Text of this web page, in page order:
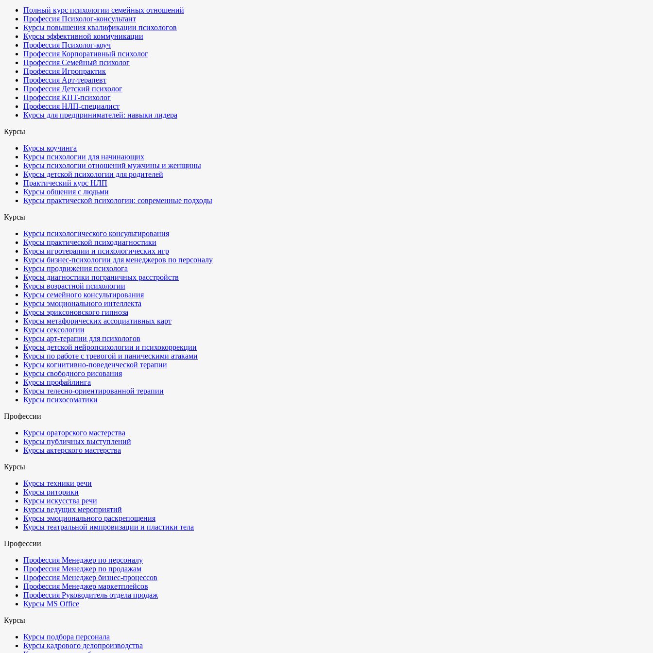
Полный курс психологии семейных отношений
Профессия Психолог-консультант
Курсы повышения квалификации психологов
Курсы эффективной коммуникации
Профессия Психолог-коуч
Профессия Корпоративный психолог
Профессия Семейный психолог
Профессия Игропрактик
Профессия Арт-терапевт
Профессия Детский психолог
Профессия КПТ-психолог
Профессия НЛП-специалист
Курсы для предпринимателей: навыки лидера
Курсы
Курсы коучинга
Курсы психологии для начинающих
Курсы психологии отношений мужчины и женщины
Курсы детской психологии для родителей
Практический курс НЛП
Курсы общения с людьми
Курсы практической психологии: современные подходы
Курсы
Курсы психологического консультирования
Курсы практической психодиагностики
Курсы игротерапии и психологических игр
Курсы бизнес-психологии для менеджеров по персоналу
Курсы продвижения психолога
Курсы диагностики пограничных расстройств
Курсы возрастной психологии
Курсы семейного консультирования
Курсы эмоционального интеллекта
Курсы эриксоновского гипноза
Курсы метафорических ассоциативных карт
Курсы сексологии
Курсы арт-терапии для психологов
Курсы детской нейропсихологии и психокоррекции
Курсы по работе с тревогой и паническими атаками
Курсы когнитивно-поведенческой терапии
Курсы свободного рисования
Курсы профайлинга
Курсы телесно-ориентированной терапии
Курсы психосоматики
Профессии
Курсы ораторского мастерства
Курсы публичных выступлений
Курсы актерского мастерства
Курсы
Курсы техники речи
Курсы риторики
Курсы искусства речи
Курсы ведущих мероприятий
Курсы эмоционального раскрепощения
Курсы театральной импровизации и пластики тела
Профессии
Профессия Менеджер по персоналу
Профессия Менеджер по продажам
Профессия Менеджер бизнес-процессов
Профессия Менеджер маркетплейсов
Профессия Руководитель отдела продаж
Курсы MS Office
Курсы
Курсы подбора персонала
Курсы кадрового делопроизводства